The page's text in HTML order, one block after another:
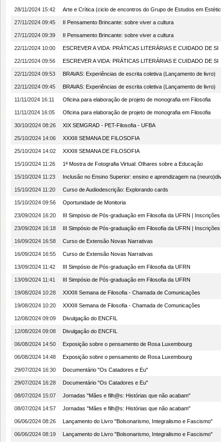
28/11/2024 15:42 Arte e Crítica (ciclo de encontros do Grupo de Estudos em
27/11/2024 09:45 II Pensamento Brincante: sobre viver a cultura
27/11/2024 09:39 II Pensamento Brincante: sobre viver a cultura
22/11/2024 10:00 ESCREVER A VIDA: PRÁTICAS LITERÁRIAS E CUIDADO DE SI
22/11/2024 09:56 ESCREVER A VIDA: PRÁTICAS LITERÁRIAS E CUIDADO DE SI
22/11/2024 09:53 BRAVAS: Experiências de escrita coletiva (Lançamento de livro)
22/11/2024 09:45 BRAVAS: Experiências de escrita coletiva (Lançamento de livro)
11/11/2024 16:11 Oficina para elaboração de projeto de monografia em Filosofia
11/11/2024 16:05 Oficina para elaboração de projeto de monografia em Filosofia
30/10/2024 08:26 XIX SEMGRAD - PET-Filosofia - UFBA
25/10/2024 14:06 XXXIII SEMANA DE FILOSOFIA
25/10/2024 14:02 XXXIII SEMANA DE FILOSOFIA
15/10/2024 11:26 1ª Mostra de Fotografia Virtual: Olhares sobre a Educação
15/10/2024 11:23 Inclusão no Ensino Superior: ensino e aprendizagem na
15/10/2024 11:20 Curso de Audiodescrição: Explorando cards
15/10/2024 09:56 Oportunidade de Monitoria
23/09/2024 16:20 III Simpósio de Pós-graduação em Filosofia da UFRN |
23/09/2024 16:18 III Simpósio de Pós-graduação em Filosofia da UFRN |
16/09/2024 16:58 Curso de Extensão Novas Narrativas
16/09/2024 16:55 Curso de Extensão Novas Narrativas
13/09/2024 11:42 III Simpósio de Pós-graduação em Filosofia da UFRN
13/09/2024 11:41 III Simpósio de Pós-graduação em Filosofia da UFRN
19/08/2024 10:28 XXXIII Semana de Filosofia - Chamada de Comunicações
19/08/2024 10:20 XXXIII Semana de Filosofia - Chamada de Comunicações
12/08/2024 09:09 Divulgação do ENCFIL
12/08/2024 09:08 Divulgação do ENCFIL
06/08/2024 14:50 Exposição sobre o pensamento de Rosa Luxembourg
06/08/2024 14:48 Exposição sobre o pensamento de Rosa Luxembourg
29/07/2024 16:30 Documentário "Os Catadores e Eu"
29/07/2024 16:28 Documentário "Os Catadores e Eu"
08/07/2024 15:07 Jornadas "Mães e filh@s: Histórias que não acabam"
08/07/2024 14:57 Jornadas "Mães e filh@s: Histórias que não acabam"
06/06/2024 08:26 Lançamento do Livro "Bolsonarismo, Integralismo e Fascismo"
06/06/2024 08:19 Lançamento do Livro "Bolsonarismo, Integralismo e Fascismo"